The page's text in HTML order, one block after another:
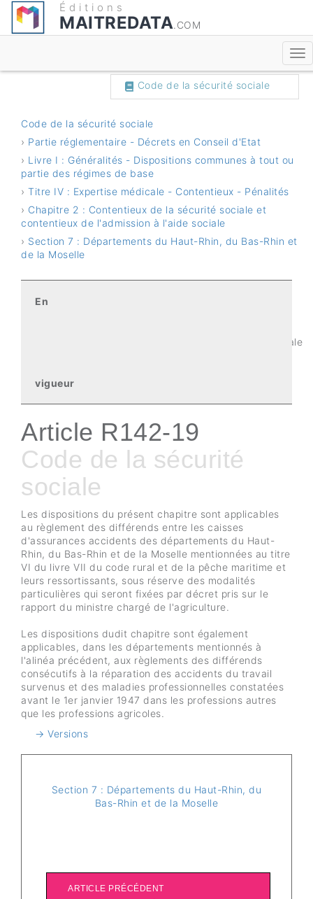
Éditions
MAITREDATA.COM
Code de la sécurité sociale
Code de la sécurité sociale
› Partie réglementaire - Décrets en Conseil d'Etat
› Livre I : Généralités - Dispositions communes à tout ou
partie des régimes de base
› Titre IV : Expertise médicale - Contentieux - Pénalités
› Chapitre 2 : Contentieux de la sécurité sociale et
contentieux de l'admission à l'aide sociale
› Section 7 : Départements du Haut-Rhin, du Bas-Rhin et
de la Moselle
Trouver un article du Code de la sécurité sociale
En
vigueur
Article R142-19
Code de la sécurité
sociale
Les dispositions du présent chapitre sont applicables
au règlement des différends entre les caisses
d'assurances accidents des départements du Haut-
Rhin, du Bas-Rhin et de la Moselle mentionnées au titre
VI du livre VII du code rural et de la pêche maritime et
leurs ressortissants, sous réserve des modalités
particulières qui seront fixées par décret pris sur le
rapport du ministre chargé de l'agriculture.
Les dispositions dudit chapitre sont également
applicables, dans les départements mentionnés à
l'alinéa précédent, aux règlements des différends
consécutifs à la réparation des accidents du travail
survenus et des maladies professionnelles constatées
avant le 1er janvier 1947 dans les professions autres
que les professions agricoles.
→ Versions
Section 7 : Départements du Haut-Rhin, du
Bas-Rhin et de la Moselle
ARTICLE PRÉCÉDENT